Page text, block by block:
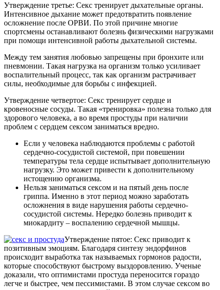
Утверждение третье: Секс тренирует дыхательные органы.
Интенсивное дыхание может предотвратить появление
осложнение после ОРВИ. По этой причине многие
спортсмены останавливают болезнь физическими нагрузками
при помощи интенсивной работы дыхательной системы.
Между тем занятия любовью запрещены при бронхите или
пневмонии. Такая нагрузка на организм только усиливает
воспалительный процесс, так как организм растрачивает
силы, необходимые для борьбы с инфекцией.
Утверждение четвертое: Секс тренирует сердце и
кровеносные сосуды. Такая «тренировка» полезна только для
здорового человека, а во время простуды при наличии
проблем с сердцем сексом заниматься вредно.
Если у человека наблюдаются проблемы с работой
сердечно-сосудистой системой, при повешении
температуры тела сердце испытывает дополнительную
нагрузку. Это может привести к дополнительному
истощению организма.
Нельзя заниматься сексом и на пятый день после
гриппа. Именно в этот период можно заработать
осложнения в виде нарушения работы сердечно-
сосудистой системы. Нередко болезнь приводит к
миокардиту – воспалению сердечной мышцы.
Утверждение пятое: Секс приводит к
позитивным эмоциям. Благодаря синтезу эндорфинов
происходит выработка так называемых гормонов радости,
которые способствуют быстрому выздоровлению. Ученые
доказали, что оптимистами простуда переносится гораздо
легче и быстрее, чем пессимистами. В этом случае сексом во